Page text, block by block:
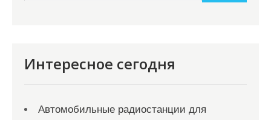
Интересное сегодня
Автомобильные радиостанции для